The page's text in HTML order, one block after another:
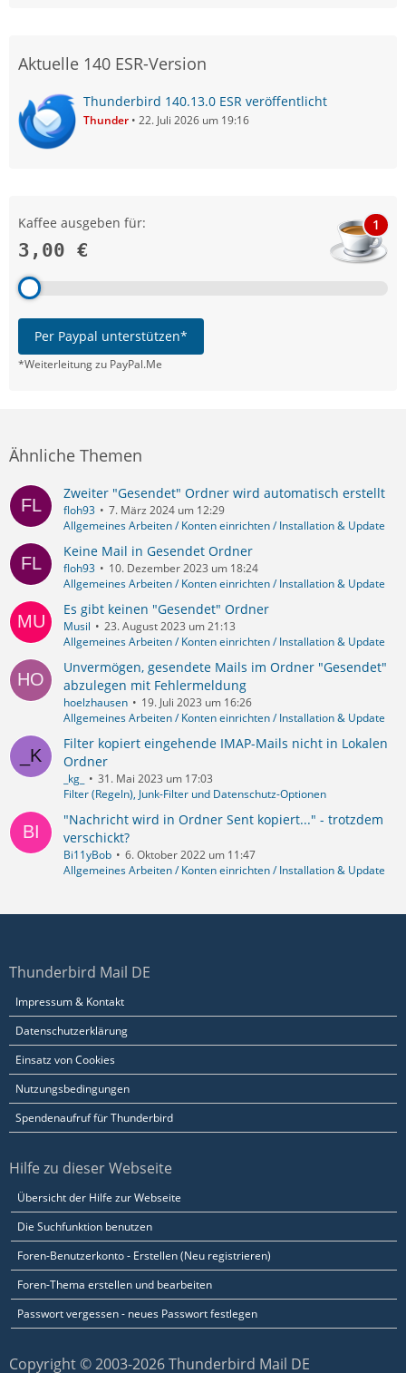
Aktuelle 140 ESR-Version
Thunderbird 140.13.0 ESR veröffentlicht
Thunder 22. Juli 2026 um 19:16
Kaffee ausgeben für:
3,00 €
1
Per Paypal unterstützen*
*Weiterleitung zu PayPal.Me
Ähnliche Themen
Zweiter "Gesendet" Ordner wird automatisch erstellt
floh93
7. März 2024 um 12:29
Allgemeines Arbeiten / Konten einrichten / Installation & Update
Keine Mail in Gesendet Ordner
floh93
10. Dezember 2023 um 18:24
Allgemeines Arbeiten / Konten einrichten / Installation & Update
Es gibt keinen "Gesendet" Ordner
Musil
23. August 2023 um 21:13
Allgemeines Arbeiten / Konten einrichten / Installation & Update
Unvermögen, gesendete Mails im Ordner "Gesendet"
abzulegen mit Fehlermeldung
hoelzhausen
19. Juli 2023 um 16:26
Allgemeines Arbeiten / Konten einrichten / Installation & Update
Filter kopiert eingehende IMAP-Mails nicht in Lokalen
Ordner
_kg_
31. Mai 2023 um 17:03
Filter (Regeln), Junk-Filter und Datenschutz-Optionen
"Nachricht wird in Ordner Sent kopiert..." - trotzdem
verschickt?
Bi11yBob
6. Oktober 2022 um 11:47
Allgemeines Arbeiten / Konten einrichten / Installation & Update
Thunderbird Mail DE
Impressum & Kontakt
Datenschutzerklärung
Einsatz von Cookies
Nutzungsbedingungen
Spendenaufruf für Thunderbird
Hilfe zu dieser Webseite
Übersicht der Hilfe zur Webseite
Die Suchfunktion benutzen
Foren-Benutzerkonto - Erstellen (Neu registrieren)
Foren-Thema erstellen und bearbeiten
Passwort vergessen - neues Passwort festlegen
Copyright © 2003-2026 Thunderbird Mail DE